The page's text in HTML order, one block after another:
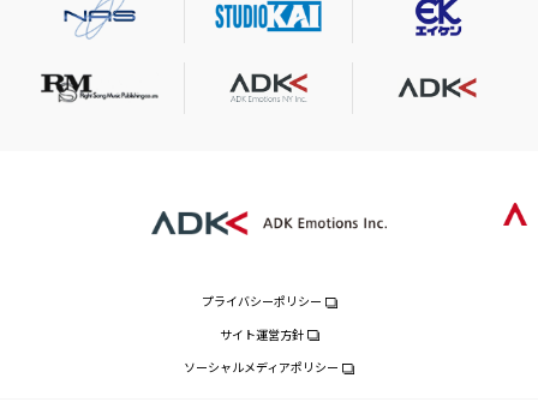
プライバシーポリシー
サイト運営方針
ソーシャルメディアポリシー